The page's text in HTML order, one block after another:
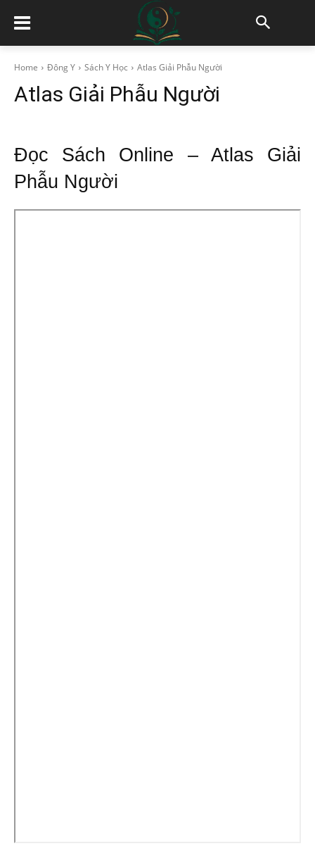
Home Đông Y Sách Y Học Atlas Giải Phẫu Người
Atlas Giải Phẫu Người
Đọc Sách Online – Atlas Giải
Phẫu Người